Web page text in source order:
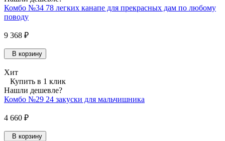
Комбо №34 78 легких канапе для прекрасных дам по любому
поводу
9 368 ₽
В корзину
Хит
Купить в 1 клик
Нашли дешевле?
Комбо №29 24 закуски для мальчишника
4 660 ₽
В корзину